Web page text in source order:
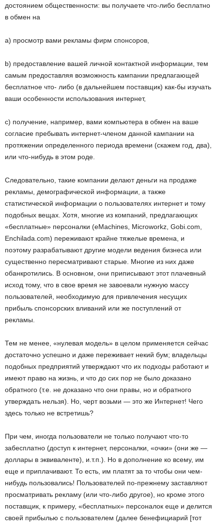
достоянием общественности: вы получаете что-либо бесплатно
в обмен на
а) просмотр вами рекламы фирм спонсоров,
b) предоставление вашей личной контактной информации, тем
самым предоставляя возможность кампании предлагающей
бесплатное что- либо (в дальнейшем поставщик) как-бы изучать
ваши особенности использования интернет,
с) получение, например, вами компьютера в обмен на ваше
согласие пребывать интернет-членом данной кампании на
протяжении определенного периода времени (скажем год, два),
или что-нибудь в этом роде.
Следовательно, такие компании делают деньги на продаже
рекламы, демографической информации, а также
статистической информации о пользователях интернет и тому
подобных вещах. Хотя, многие из компаний, предлагающих
«бесплатные» персоналки (eMachines, Microworkz, Gobi.com,
Enchilada.com) переживают крайне тяжелые времена, и
поэтому разрабатывают другие модели ведения бизнеса или
существенно пересматривают старые. Многие из них даже
обанкротились. В основном, они приписывают этот плачевный
исход тому, что в свое время не завоевали нужную массу
пользователей, необходимую для привлечения несущих
прибыль спонсорских вливаний или же поступлений от
рекламы.
Тем не менее, «нулевая модель» в целом применяется сейчас
достаточно успешно и даже переживает некий бум; владельцы
подобных предприятий утверждают что их подходы работают и
имеют право на жизнь, и что до сих пор не было доказано
обратного (т.е. не доказано что они правы, но и обратного
утверждать нельзя). Но, черт возьми — это же Интернет! Чего
здесь только не встретишь?
При чем, иногда пользователи не только получают что-то
забесплатно (доступ к интернет, персоналки, «очки» (они же —
доллары в эквиваленте), и.т.п.). Но в дополнение ко всему, им
еще и приплачивают. То есть, им платят за то чтобы они чем-
нибудь пользовались! Пользователей по-прежнему заставляют
просматривать рекламу (или что-либо другое), но кроме этого
поставщик, к примеру, «бесплатных» персоналок еще и делится
своей прибылью с пользователем (далее бенефициарий [тот